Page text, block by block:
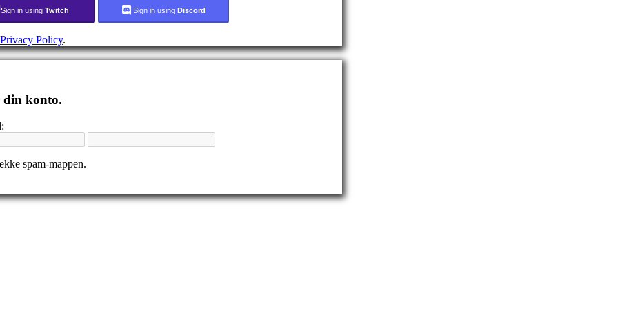
Sign in using Twitch Sign in using Discord
Privacy Policy.
din konto.
spam-mappen.